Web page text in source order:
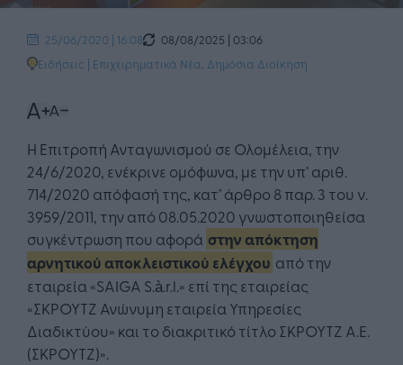
25/06/2020 | 16:08
08/08/2025 | 03:06
Ειδήσεις | Επιχειρηματικά Νέα Δημόσια Διοίκηση
Η Επιτροπή Ανταγωνισμού σε Ολομέλεια, την
24/6/2020, ενέκρινε ομόφωνα, με την υπ’ αριθ.
714/2020 απόφασή της, κατ’ άρθρο 8 παρ. 3 του ν.
3959/2011, την από 08.05.2020 γνωστοποιηθείσα
συγκέντρωση που αφορά στην απόκτηση
αρνητικού αποκλειστικού ελέγχου από την
εταιρεία «SAIGA S.à.r.l.» επί της εταιρείας
«ΣΚΡΟΥΤΖ Ανώνυμη εταιρεία Υπηρεσίες
Διαδικτύου» και το διακριτικό τίτλο ΣΚΡΟΥΤΖ Α.Ε.
(ΣΚΡΟΥΤΖ)».